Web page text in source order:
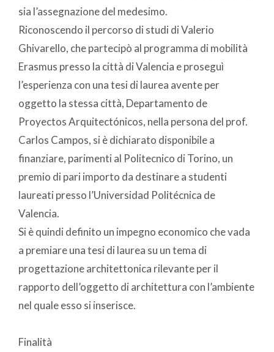
sia l’assegnazione del medesimo.
Riconoscendo il percorso di studi di Valerio
Ghivarello, che partecipò al programma di mobilità
Erasmus presso la città di Valencia e proseguì
l’esperienza con una tesi di laurea avente per
oggetto la stessa città, Departamento de
Proyectos Arquitectónicos, nella persona del prof.
Carlos Campos, si è dichiarato disponibile a
finanziare, parimenti al Politecnico di Torino, un
premio di pari importo da destinare a studenti
laureati presso l’Universidad Politécnica de
Valencia.
Si è quindi definito un impegno economico che vada
a premiare una tesi di laurea su un tema di
progettazione architettonica rilevante per il
rapporto dell’oggetto di architettura con l’ambiente
nel quale esso si inserisce.
Finalità